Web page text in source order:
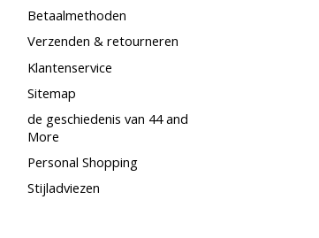
Betaalmethoden
Verzenden & retourneren
Klantenservice
Sitemap
de geschiedenis van 44 and
More
Personal Shopping
Stijladviezen